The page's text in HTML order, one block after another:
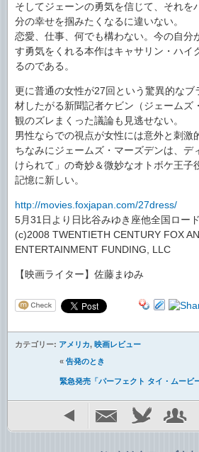
そしてジェーンの勇気を信じて、それを
分の幸せを掴みたくなるに違いない。
恋愛、仕事、何でも構わない。今の自分
す勇気をくれる本作はキャサリン・ハイ
るのである。
更に普通の女性が27回という驚異的なブ
材したがる新聞記者ケビン（ジェームズ
観のズレまくった議論も見逃せない。
男性ならでの視点が女性には意外と刺激
ちなみにジェームズ・マーズデンは、デ
けられて」の奇妙＆微妙なオトボケ王子
記憶に新しい。
http://movies.foxjapan.com/27dress/
5月31日より日比谷みゆき座他全国ロー
(c)2008 TWENTIETH CENTURY FOX
ENTERTAINMENT FUNDING, LLC
【映画ライター】佐藤まゆみ
カテゴリー: アメリカ, 映画レビュー
« 告発のとき
緊急発売「パーフェクト タイ・ムービ